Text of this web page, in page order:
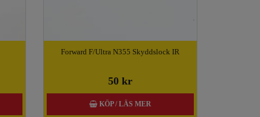
Forward F/Ultra N355 Skyddslock IR
50 kr
KÖP / LÄS MER